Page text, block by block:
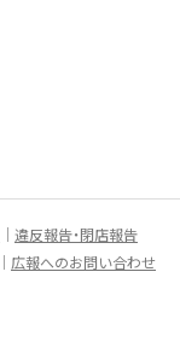
違反報告・閉店報告
広報へのお問い合わせ